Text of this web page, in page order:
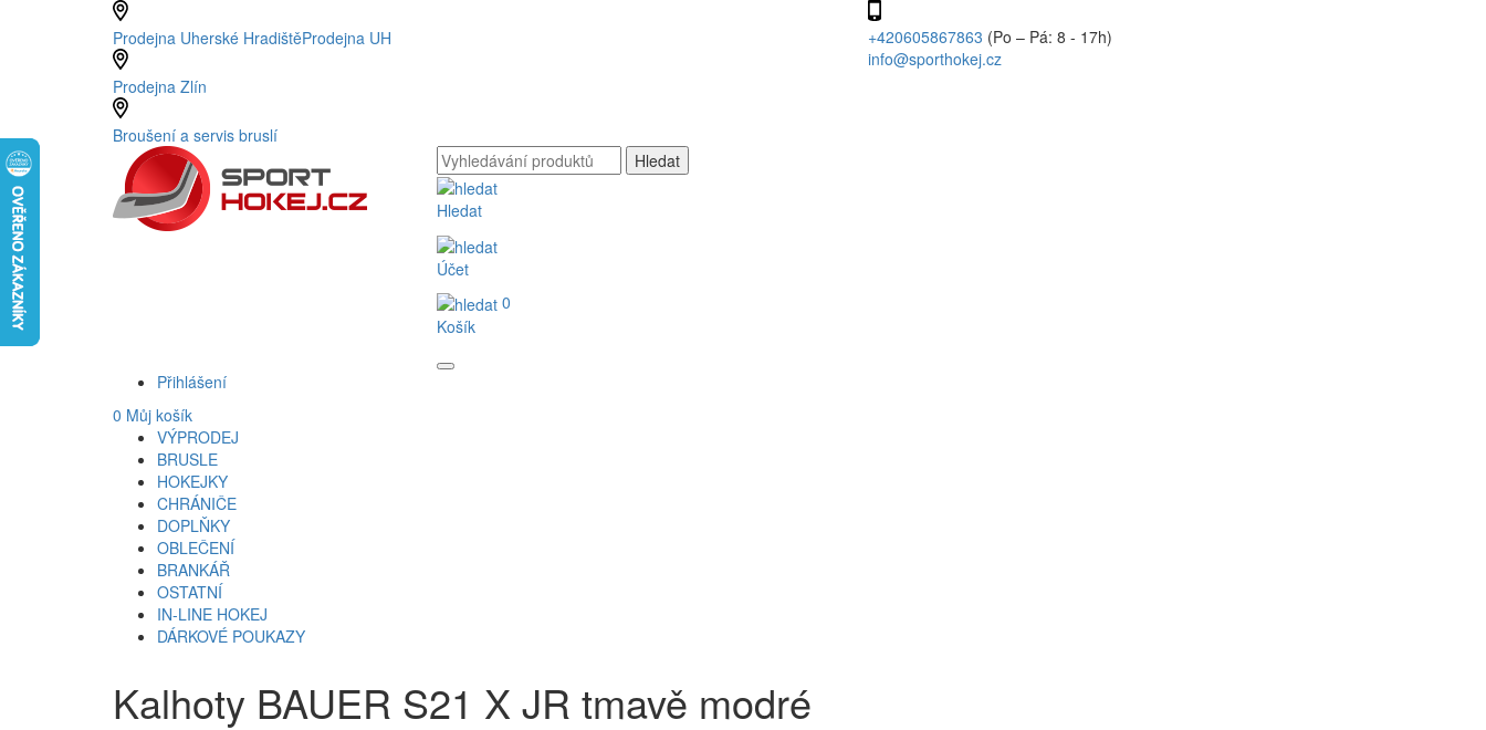
Prodejna Uherské HradištěProdejna UH
Prodejna Zlín
Broušení a servis bruslí
+420605867863 (Po – Pá: 8 - 17h)
info@sporthokej.cz
Hledat
Účet
0
Košík
Přihlášení
0 Můj košík
VÝPRODEJ
BRUSLE
HOKEJKY
CHRÁNIČE
DOPLŇKY
OBLEČENÍ
BRANKÁŘ
OSTATNÍ
IN-LINE HOKEJ
DÁRKOVÉ POUKAZY
Kalhoty BAUER S21 X JR tmavě modré